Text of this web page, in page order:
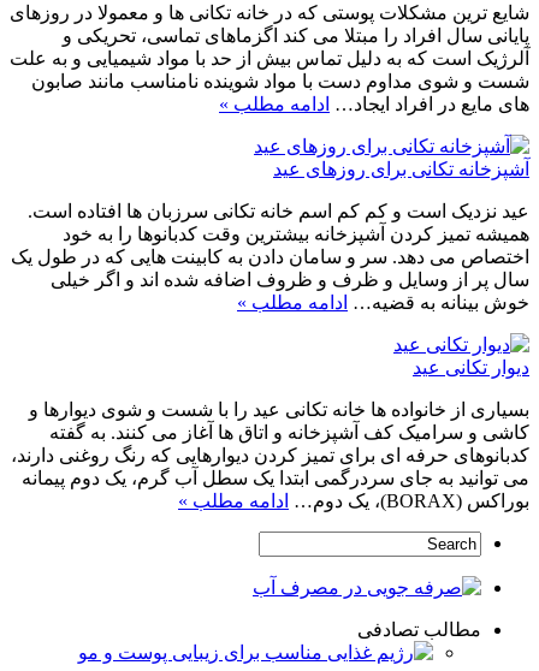
شایع ترین مشکلات پوستی که در خانه تکانی ها و معمولا در روزهای
پایانی سال افراد را مبتلا می کند اگزماهای تماسی، تحریکی و
آلرژیک است که به دلیل تماس بیش از حد با مواد شیمیایی و به علت
شست و شوی مداوم دست با مواد شوینده نامناسب مانند صابون
های مایع در افراد ایجاد… ادامه مطلب »
آشپزخانه تکانی برای روزهای عید
عید نزدیک است و کم کم اسم خانه تکانی سرزبان ها افتاده است.
همیشه تمیز کردن آشپزخانه بیشترین وقت کدبانوها را به خود
اختصاص می دهد. سر و سامان دادن به کابینت هایی که در طول یک
سال پر از وسایل و ظرف و ظروف اضافه شده اند و اگر خیلی
خوش بینانه به قضیه… ادامه مطلب »
دیوار تکانی عید
بسیاری از خانواده ها خانه تکانی عید را با شست و شوی دیوارها و
کاشی و سرامیک کف آشپزخانه و اتاق ها آغاز می کنند. به گفته
کدبانوهای حرفه ای برای تمیز کردن دیوارهایی که رنگ روغنی دارند،
می توانید به جای سردرگمی ابتدا یک سطل آب گرم، یک دوم پیمانه
بوراکس (BORAX)، یک دوم…
ادامه مطلب »
مطالب تصادفی